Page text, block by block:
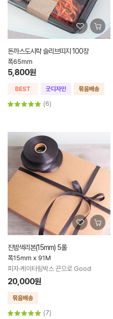
돈까스도시락 슬리브띠지 100장
폭65mm
5,800원
(6)
진밤색리본(15mm) 5롤
폭15mm x 91M
피자·케이터링박스 끈으로 Good
20,000원
(7)